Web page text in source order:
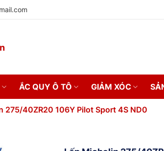
ẮC QUY Ô TÔ GIẢM XÓC
275/40ZR20 106Y Pilot Sport 4S ND0